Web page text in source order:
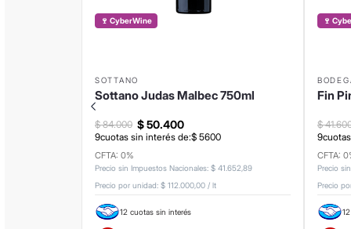
🍷 CyberWine
SOTTANO
Sottano Judas Malbec 750ml
$50.400
$ 84.000
9cuotas sin interés de:$ 5600
CFTA: 0%
Precio sin Impuestos Nacionales: $ 41 652 89
Precio por unidad: $ 112.000,00 / lt
12 cuotas sin interés
🍷
Fin
$ 41.
9
CFTA:
Precio
Precio